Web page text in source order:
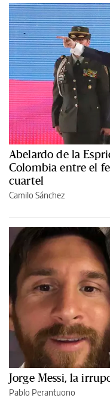
Abelardo de la
Colombia entre el
cuartel
Camilo Sánchez
Jorge Messi, la
Pablo Perantuono